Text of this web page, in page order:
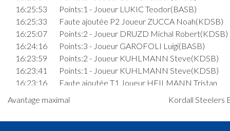
16:25:53
Points:1 - Joueur LUKIC Teodor(BASB)
16:25:33
Faute ajoutée P2 Joueur ZUCCA Noah(KDSB)
16:25:07
Points:2 - Joueur DRUZD Michal Robert(KDSB)
16:24:16
Points:3 - Joueur GAROFOLI Luigi(BASB)
16:23:59
Points:2 - Joueur KUHLMANN Steve(KDSB)
16:23:41
Points:1 - Joueur KUHLMANN Steve(KDSB)
16:23:16
Faute ajoutée T1 Joueur HEILMANN Tristan
Hugues(BASB)
16:22:25
16:21:35
Faute ajoutée P Joueur DRUZD Michal
Avantage maximal Kordall Steelers